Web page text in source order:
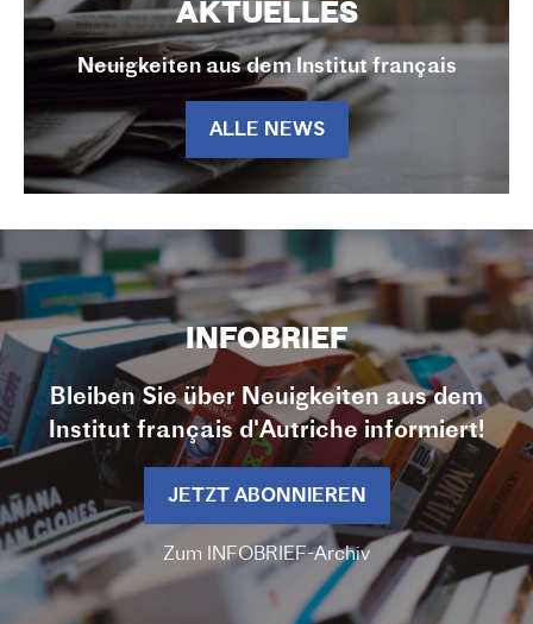
AKTUELLES
Neuigkeiten aus dem Institut français
ALLE NEWS
INFOBRIEF
Bleiben Sie über Neuigkeiten aus dem
Institut français d'Autriche informiert!
JETZT ABONNIEREN
Zum INFOBRIEF-Archiv